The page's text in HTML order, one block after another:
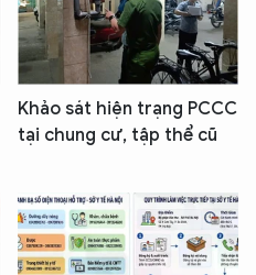
Khảo sát hiện trạng PCCC
tại chung cư, tập thể cũ